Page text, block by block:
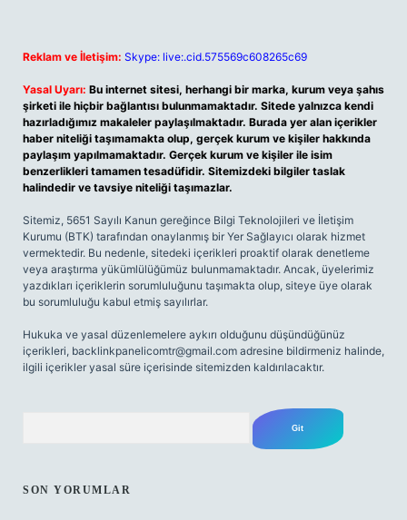
Reklam ve İletişim: Skype: live:.cid.575569c608265c69
Yasal Uyarı: Bu internet sitesi, herhangi bir marka, kurum veya şahıs
şirketi ile hiçbir bağlantısı bulunmamaktadır. Sitede yalnızca kendi
hazırladığımız makaleler paylaşılmaktadır. Burada yer alan içerikler
haber niteliği taşımamakta olup, gerçek kurum ve kişiler hakkında
paylaşım yapılmamaktadır. Gerçek kurum ve kişiler ile isim
benzerlikleri tamamen tesadüfidir. Sitemizdeki bilgiler taslak
halindedir ve tavsiye niteliği taşımazlar.
Sitemiz, 5651 Sayılı Kanun gereğince Bilgi Teknolojileri ve İletişim
Kurumu (BTK) tarafından onaylanmış bir Yer Sağlayıcı olarak hizmet
vermektedir. Bu nedenle, sitedeki içerikleri proaktif olarak denetleme
veya araştırma yükümlülüğümüz bulunmamaktadır. Ancak, üyelerimiz
yazdıkları içeriklerin sorumluluğunu taşımakta olup, siteye üye olarak
bu sorumluluğu kabul etmiş sayılırlar.
Hukuka ve yasal düzenlemelere aykırı olduğunu düşündüğünüz
içerikleri, backlinkpanelicomtr@gmail.com adresine bildirmeniz halinde,
ilgili içerikler yasal süre içerisinde sitemizden kaldırılacaktır.
SON YORUMLAR